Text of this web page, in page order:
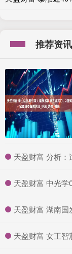
推荐资讯
天盈财富 分析：过
天盈财富 中光学
天盈财富 湖南国发
天盈财富 女王